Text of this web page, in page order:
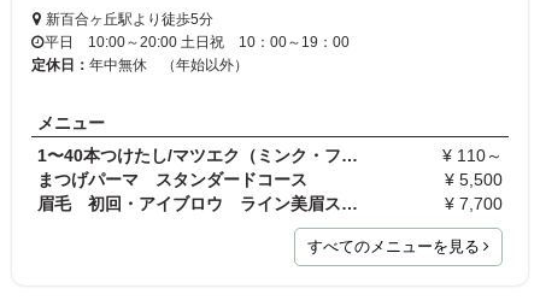
新百合ヶ丘駅より徒歩5分
平日 10:00～20:00 土日祝 10：00～19：00
定休日： 年中無休 （年始以外）
メニュー
1〜40本つけたし/マツエク（ミンク・フラット・プレ…
¥ 110～
まつげパーマ スタンダードコース
¥ 5,500
眉毛 初回・アイブロウ ライン美眉スタイル
¥ 7,700
すべてのメニューを見る